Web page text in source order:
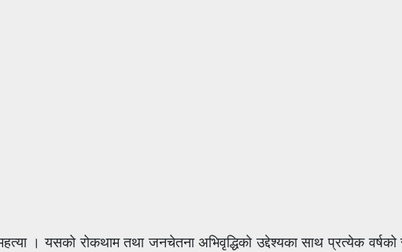
। यसको रोकथाम तथा जनचेतना अभिवृद्धिको उद्देश्यका साथ प्रत्येक वर्षको